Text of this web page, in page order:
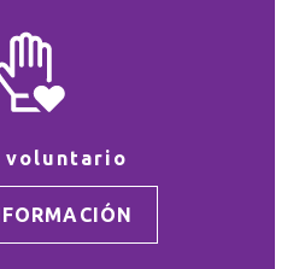
voluntario